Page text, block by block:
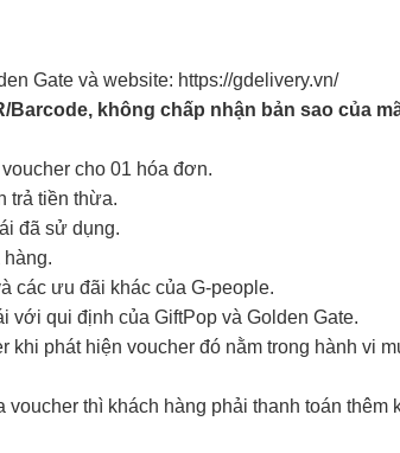
Gate và website: https://gdelivery.vn/
Barcode, không chấp nhận bản sao của
cho 01 hóa đơn.
trả tiền thừa.
đã sử dụng.
các ưu đãi khác của G-people.
với qui định của GiftPop và Golden Gate.
khi phát hiện voucher đó nằm trong hành vi
thì khách hàng phải thanh toán thêm